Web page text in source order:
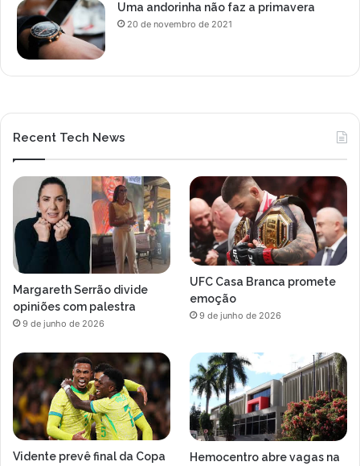
Uma andorinha não faz a primavera
20 de novembro de 2021
Recent Tech News
Margareth Serrão divide
opiniões com palestra
9 de junho de 2026
UFC Casa Branca promete
emoção
9 de junho de 2026
Vidente prevê final da Copa
Hemocentro abre vagas na